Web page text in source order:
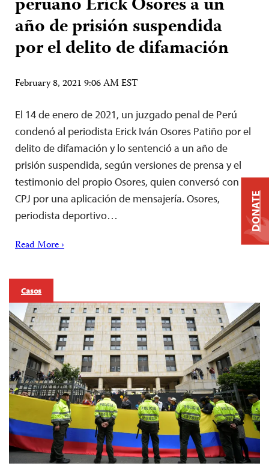
año de prisión suspendida
por el delito de difamación
February 8, 2021 9:06 AM EST
El 14 de enero de 2021, un juzgado penal de Perú
condenó al periodista Erick Iván Osores Patiño por el
delito de difamación y lo sentenció a un año de
prisión suspendida, según versiones de prensa y el
testimonio del propio Osores, quien conversó con el
CPJ por una aplicación de mensajería. Osores,
periodista deportivo…
Read More ›
Casos
DONATE